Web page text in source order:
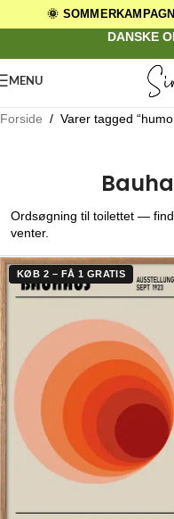
🌞
Skip to navigationSkip to
DANSKE
MENU
Forside / Varer tagged
Ordsøgning til toilettet —
venter.
KØB 2 – FÅ 1 GRATIS